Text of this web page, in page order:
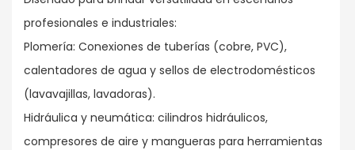
profesionales e industriales:
Plomería: Conexiones de tuberías (cobre, PVC),
calentadores de agua y sellos de electrodomésticos
(lavavajillas, lavadoras).
Hidráulica y neumática: cilindros hidráulicos,
compresores de aire y mangueras para herramientas